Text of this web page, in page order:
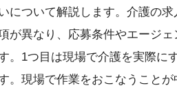
について解説します。介護の
が異なり、応募条件やエージ
。1つ目は現場で介護を実際に
。現場で作業をおこなうこと